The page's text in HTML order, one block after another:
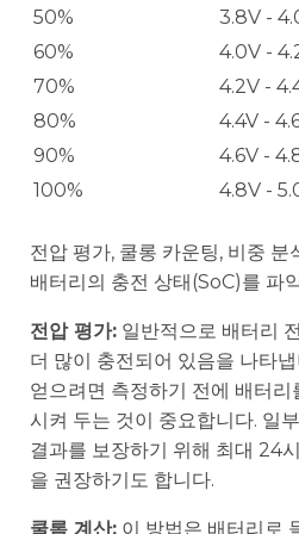
50%
3.8V -
60%
4.0V -
70%
4.2V -
80%
4.4V -
90%
4.6V -
100%
4.8V -
전압 평가, 쿨롱 카운팅, 비중 분
배터리의 충전 상태(SoC)를 파
전압 평가: 일반적으로 배터리
더 많이 충전되어 있음을 나타
얻으려면 측정하기 전에 배터
시켜 두는 것이 중요합니다. 일
결과를 보장하기 위해 최대 24
을 권장하기도 합니다.
쿨롬 계산: 이 방법은 배터리로